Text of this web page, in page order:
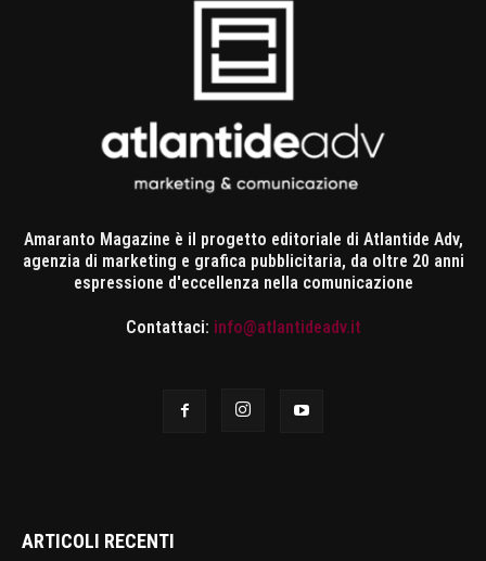
Amaranto Magazine è il progetto editoriale di Atlantide Adv,
agenzia di marketing e grafica pubblicitaria, da oltre 20 anni
espressione d'eccellenza nella comunicazione
Contattaci: info@atlantideadv.it
ARTICOLI RECENTI